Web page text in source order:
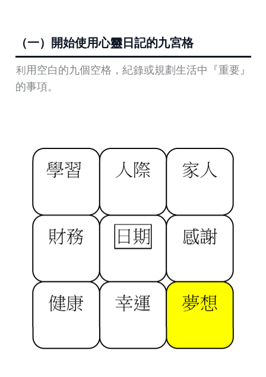
（一）開始使用心靈日記的九宮格
利用空白的九個空格，紀錄或規劃生活中『重要』
的事項。